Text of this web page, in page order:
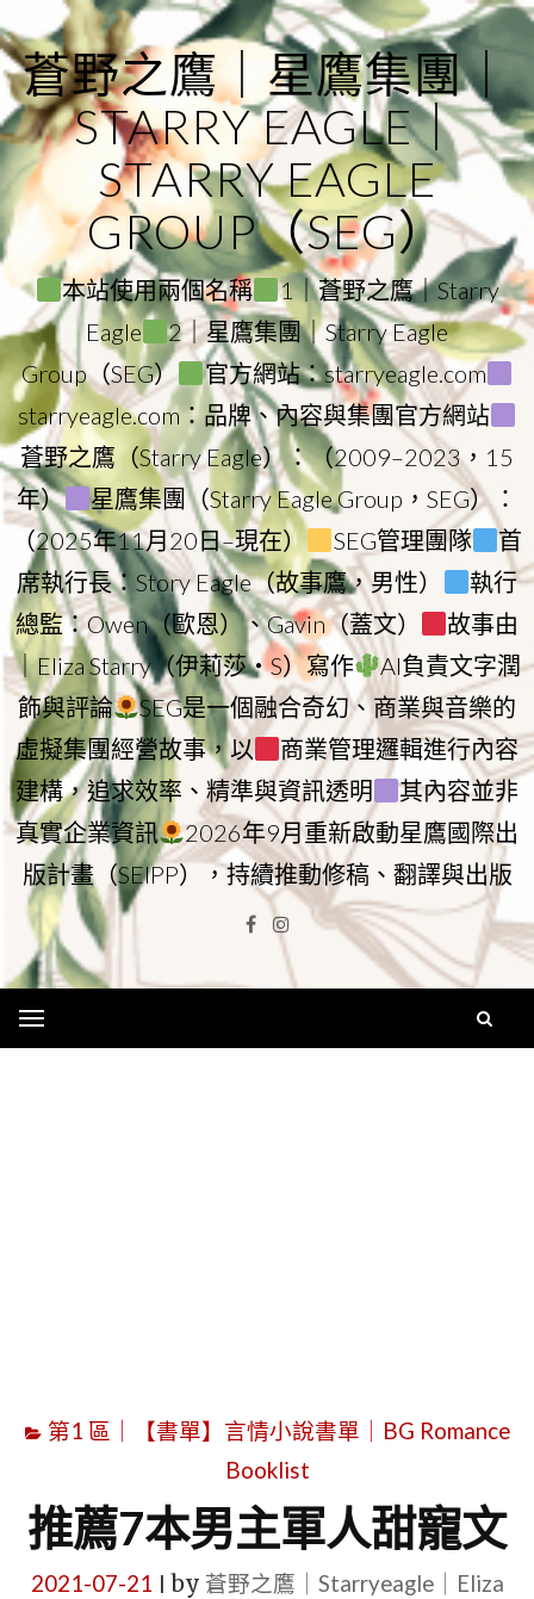
to
content
蒼野之鷹｜星鷹集團｜
STARRY EAGLE｜
STARRY EAGLE
GROUP（SEG）
本站使用兩個名稱
1｜蒼野之鷹｜Starry
Eagle
2｜星鷹集團｜Starry Eagle
Group（SEG）
官方網站：starryeagle.com
starryeagle.com：品牌、內容與集團官方網站
蒼野之鷹（Starry Eagle）：（2009–2023，15
年）
星鷹集團（Starry Eagle Group，SEG）：
（2025年11月20日–現在）
SEG管理團隊
首
席執行長：Story Eagle（故事鷹，男性）
執行
總監：Owen（歐恩）、Gavin（蓋文）
故事由
｜Eliza Starry（伊莉莎・S）寫作
AI負責文字潤
飾與評論
SEG是一個融合奇幻、商業與音樂的
虛擬集團經營故事，以
商業管理邏輯進行內容
建構，追求效率、精準與資訊透明
其內容並非
真實企業資訊
2026年9月重新啟動星鷹國際出
版計畫（SEIPP），持續推動修稿、翻譯與出版
Facebook
Instagram
第1 區｜【書單】言情小說書單｜BG Romance
Booklist
推薦7本男主軍人甜寵文
2021-07-21 by 蒼野之鷹｜Starryeagle｜Eliza